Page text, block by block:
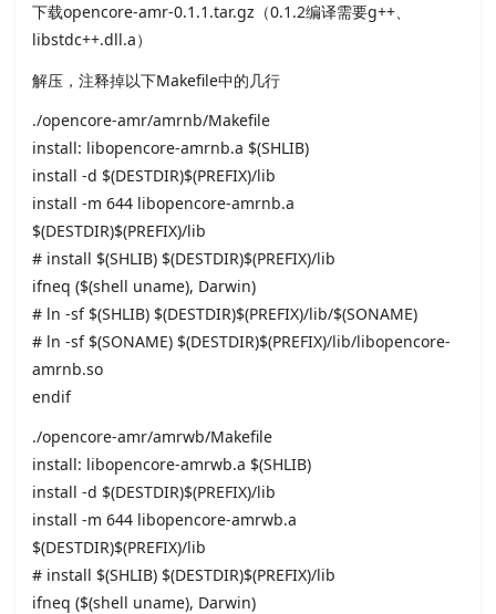
下载opencore-amr-0.1.1.tar.gz（0.1.2编译需要g++、
libstdc++.dll.a）
解压，注释掉以下Makefile中的几行
./opencore-amr/amrnb/Makefile
install: libopencore-amrnb.a $(SHLIB)
install -d $(DESTDIR)$(PREFIX)/lib
install -m 644 libopencore-amrnb.a
$(DESTDIR)$(PREFIX)/lib
# install $(SHLIB) $(DESTDIR)$(PREFIX)/lib
ifneq ($(shell uname), Darwin)
# ln -sf $(SHLIB) $(DESTDIR)$(PREFIX)/lib/$(SONAME)
# ln -sf $(SONAME) $(DESTDIR)$(PREFIX)/lib/libopencore-
amrnb.so
endif
./opencore-amr/amrwb/Makefile
install: libopencore-amrwb.a $(SHLIB)
install -d $(DESTDIR)$(PREFIX)/lib
install -m 644 libopencore-amrwb.a
$(DESTDIR)$(PREFIX)/lib
# install $(SHLIB) $(DESTDIR)$(PREFIX)/lib
ifneq ($(shell uname), Darwin)